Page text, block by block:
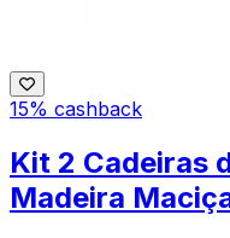
15% cashback
Kit 2 Cadeiras
Madeira